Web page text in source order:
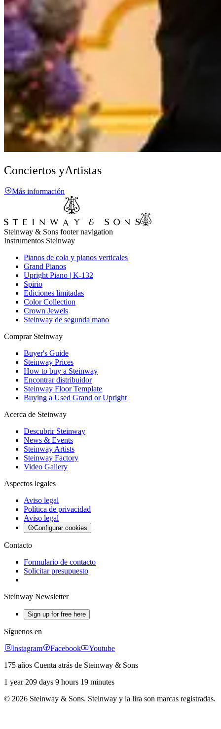
Conciertos yArtistas
Más información
Steinway & Sons footer navigation
Instrumentos Steinway
Pianos de cola y pianos verticales
Grand Pianos
Upright Piano | K-132
Spirio
Ediciones limitadas
Color Collection
Crown Jewels
Steinway de segunda mano
Comprar Steinway
Buyer's Guide
Steinway Prices
How to buy a Steinway
Encontrar distribuidor
Steinway Floor Template
Buying a Used Grand or Upright
Acerca de Steinway
Descubrir Steinway
News & Events
Steinway Artists
Steinway Factory
Video Gallery
Aspectos legales
Aviso legal
Política de privacidad
Aviso legal
Configurar cookies
Contacto
Formulario de contacto
Solicitar presupuesto
Steinway Newsletter
Sign up for free here
Síguenos en
Instagram
Facebook
Youtube
175 años Cuenta atrás de Steinway & Sons
1 year 209 days 9 hours 19 minutes
© 2026 Steinway & Sons. Steinway y la lira son marcas registradas.